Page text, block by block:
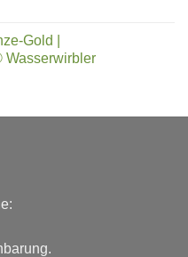
Gold |
Wasserwirbler